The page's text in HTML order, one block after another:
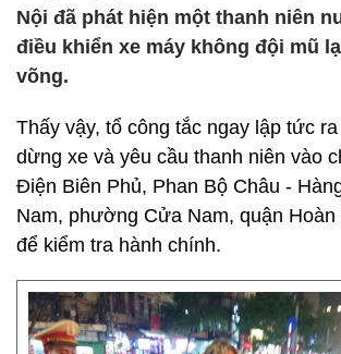
Nội đã phát hiện một thanh niên
điều khiển xe máy không đội mũ
võng.
Thấy vậy, tổ công tắc ngay lập tức
dừng xe và yêu cầu thanh niên vào
Điện Biên Phủ, Phan Bộ Châu -
Nam, phường Cửa Nam, quận Hoàn
để kiểm tra hành chính.